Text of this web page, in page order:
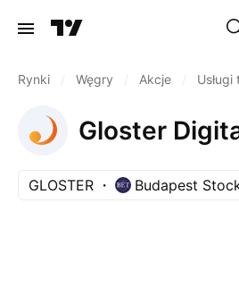
Rynki Węgry Akcje
Gloster
GLOSTER Budapest